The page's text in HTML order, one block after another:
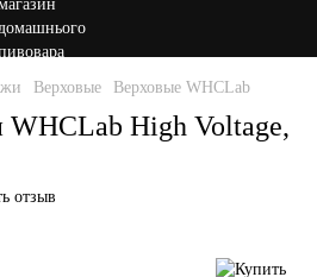
Верховые Верховые WHCLab
High Voltage,
отзыв